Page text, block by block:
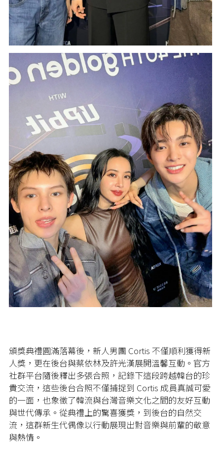
頒獎典禮圓滿落幕後，新人男團 Cortis 不僅順利獲得新
人獎，更在後台與蔡依林及許光漢展開溫馨互動。官方
社群平台隨後釋出多張合照，記錄下這段跨越韓台的珍
貴交流，這些後台合照不僅捕捉到 Cortis 成員真誠可愛
的一面，也象徵了韓流與台灣音樂文化之間的友好互動
與世代傳承。從典禮上的驚喜獲獎，到後台的自然交
流，這群新生代偶像以行動展現出對音樂與前輩的敬意
與熱情。